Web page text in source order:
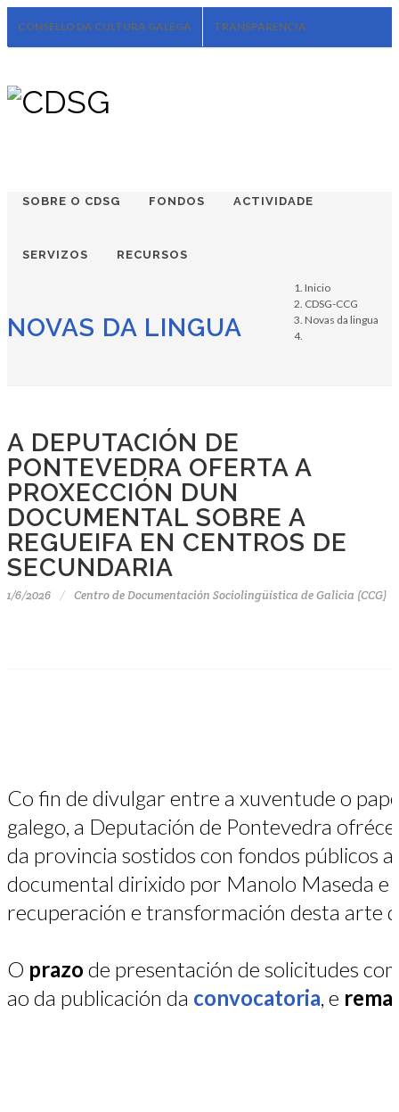
CONSELLO DA CULTURA GALEGA TRANSPARENCIA
SOBRE O CDSG FONDOS ACTIVIDADE
SERVIZOS RECURSOS
NOVAS DA LINGUA
Inicio
CDSG-CCG
Novas da lingua
A DEPUTACIÓN DE
PONTEVEDRA OFERTA A
PROXECCIÓN DUN
DOCUMENTAL SOBRE A
REGUEIFA EN CENTROS DE
SECUNDARIA
1/6/2026 Centro de Documentación Sociolingüística de Galicia (CCG)
Co fin de divulgar entre a xuventude o
galego, a Deputación de Pontevedra
da provincia sostidos con fondos públicos
documental dirixido por Manolo Maseda e
recuperación e transformación desta arte
O prazo de presentación de solicitudes
ao da publicación da convocatoria, e